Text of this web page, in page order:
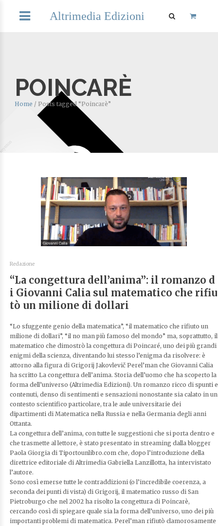
Altrimedia Edizioni
POINCARÈ
Home / Posts tagged “Poincarè”
Redazione
“La congettura dell’anima”: il romanzo d
i Giovanni Calia sul matematico che rifiu
tò un milione di dollari
“Lo sfuggente genio della matematica”, “il matematico che rifiuto un
milione di dollari”, “il no man più famoso del mondo” ma, soprattutto, il
matematico che dimostrò la congettura di Poincaré, uno dei più grandi
enigmi della scienza, diventando lui stesso l’enigma da risolvere: è
attorno alla figura di Grigorij Jakovlevič Perel’man che Giovanni Calia
ha scritto La congettura dell’anima. Storia dell’uomo che ha scoperto la
forma dell’universo (Altrimedia Edizioni). Un romanzo ricco di spunti e
contenuti, denso di sentimenti e sensazioni nonostante sia calato in un
contesto scientifico particolare, tra le aule universitarie dei
dipartimenti di Matematica nella Russia e nella Germania degli anni
Ottanta.
La congettura dell’anima, con tutte le suggestioni che si porta dentro e
che trasmette al lettore, è stato presentato in streaming dalla blogger
Paola Giorgia di Tiportounlibro.com che, dopo l’introduzione della
direttrice editoriale di Altrimedia Gabriella Lanzillotta, ha intervistato
l’autore.
Sono così emerse tutte le contraddizioni (o l’incredibile coerenza, a
seconda dei punti di vista) di Grigorij, il matematico russo di San
Pietroburgo che nel 2002 ha risolto la congettura di Poincarè,
cercando così di spiegare quale sia la forma dell’universo, uno dei più
importanti problemi di matematica. Perel’man rifiutò clamorosamente